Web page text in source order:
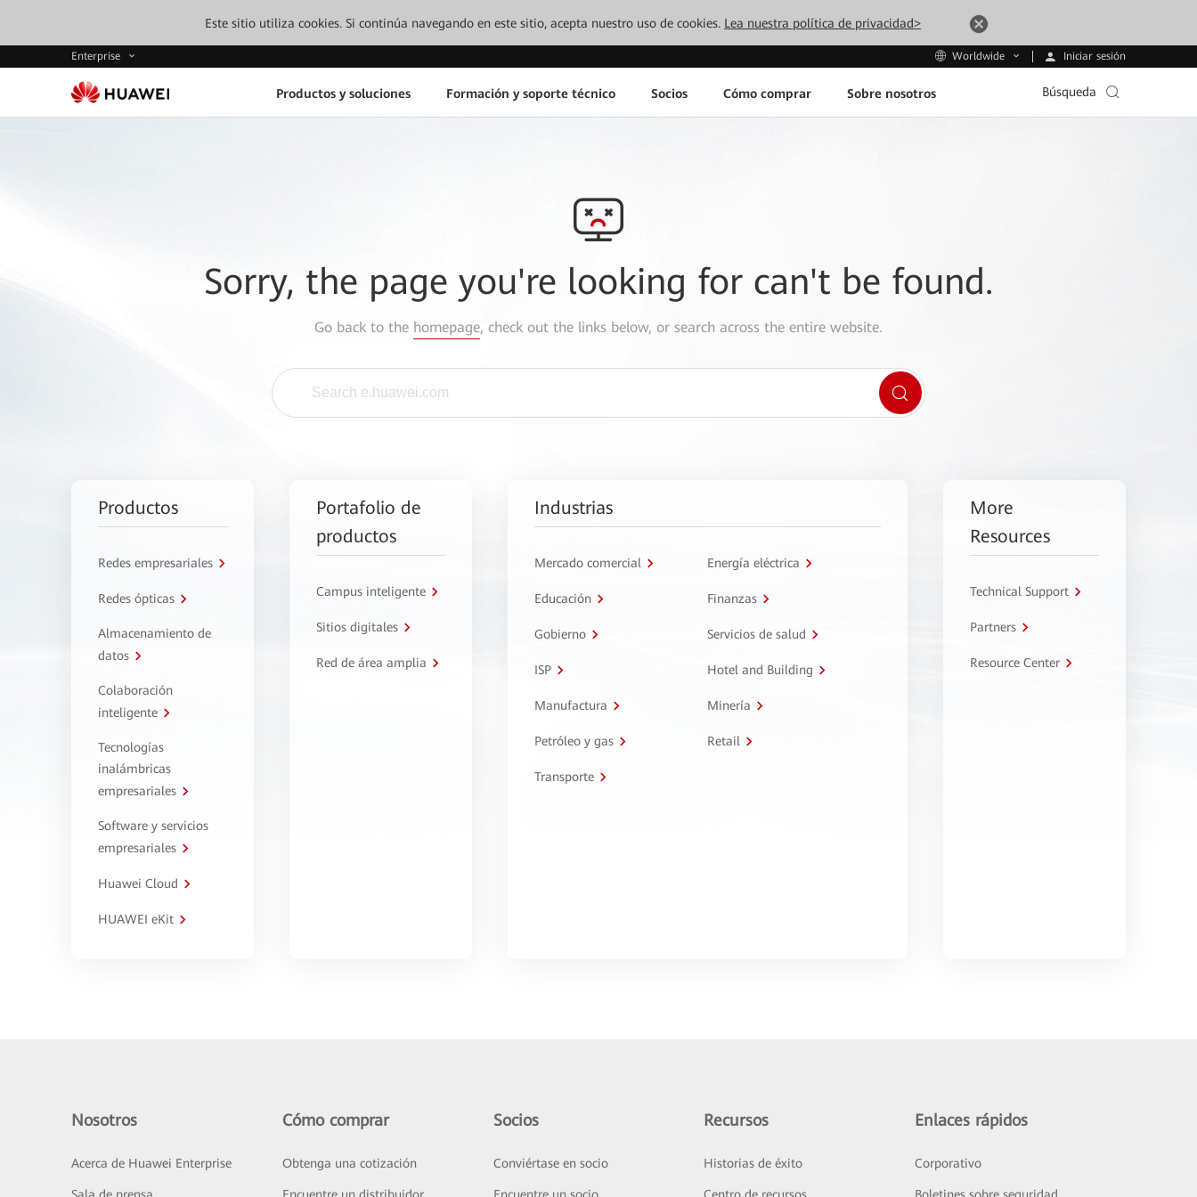
Este sitio utiliza cookies. Si continúa navegando en este sitio, acepta nuestro uso de cookies. Lea nuestra política de privacidad>
Enterprise Worldwide Iniciar sesión
Productos y soluciones Formación y soporte técnico Socios Cómo comprar Sobre nosotros Búsqueda
Sorry, the page you're looking for can't be found.
Go back to the homepage, check out the links below, or search across the entire website.
Productos
Redes empresariales
Redes ópticas
Almacenamiento de
datos
Colaboración
inteligente
Tecnologías
inalámbricas
empresariales
Software y servicios
empresariales
Huawei Cloud
HUAWEI eKit
Portafolio de
productos
Campus inteligente
Sitios digitales
Red de área amplia
Industrias
Mercado comercial Energía eléctrica
Educación Finanzas
Gobierno Servicios de salud
ISP Hotel and Building
Manufactura Minería
Petróleo y gas Retail
Transporte
More
Resources
Technical Support
Partners
Resource Center
Nosotros
Acerca de Huawei Enterprise
Cómo comprar
Obtenga una cotización
Socios
Conviértase en socio
Recursos
Historias de éxito
Enlaces rápidos
Corporativo